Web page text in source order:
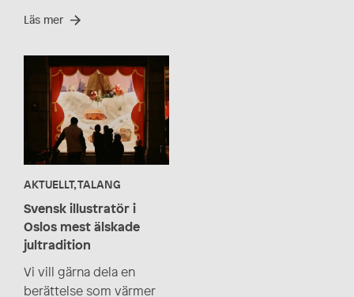
Läs mer
AKTUELLT, TALANG
Svensk illustratör i
Oslos mest älskade
jultradition
Vi vill gärna dela en
berättelse som värmer